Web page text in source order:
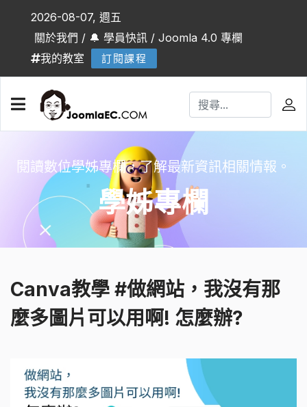
2026-08-07, 週五
關於我們 / 🔔 學員快訊 / Joomla 4.0 專欄
我的教室
訂閱課程
學姊專欄
閱讀數位學姊專欄，了解最新資訊相關情報。
Canva教學 #做網站，我沒有那
麼多圖片可以用啊! 怎麼辦?